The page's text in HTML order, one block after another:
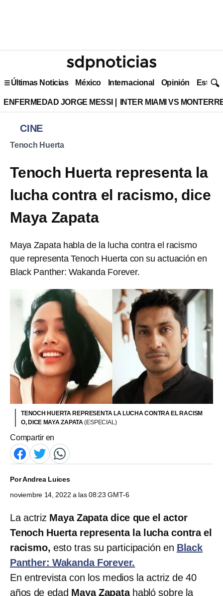
Últimas Noticias México Internacional Opinión Estilo
ENFERMEDAD JORGE MESSI INTER MIAMI VS
CINE
Tenoch Huerta
Tenoch Huerta representa la
lucha contra el racismo, dice
Maya Zapata
Maya Zapata habla de la lucha contra el racismo
que representa Tenoch Huerta con su actuación en
Black Panther: Wakanda Forever.
TENOCH HUERTA REPRESENTA LA LUCHA CONTRA EL RACISM
O, DICE MAYA ZAPATA(ESPECIAL)
Compartir en
PorAndrea Luices
noviembre 14, 2022 a las 08:23 GMT-6
La actriz Maya Zapata dice que el actor
Tenoch Huerta representa la lucha contra el
racismo, esto tras su participación en Black
Panther: Wakanda Forever.
En entrevista con los medios la actriz de 40
años de edad Maya Zapatahabló sobre la